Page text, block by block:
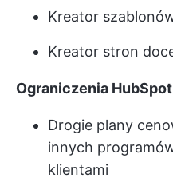
Kreator
Kreator stron
Ograniczenia
Drogie plany
innych
klientami